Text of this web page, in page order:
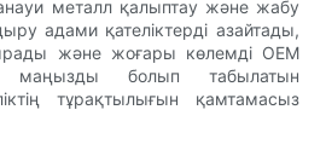
металл қалыптау және жабу
адами қателіктерді азайтады,
және жоғары көлемді OEM
маңызды болып табылатын
тұрақтылығын қамтамасыз